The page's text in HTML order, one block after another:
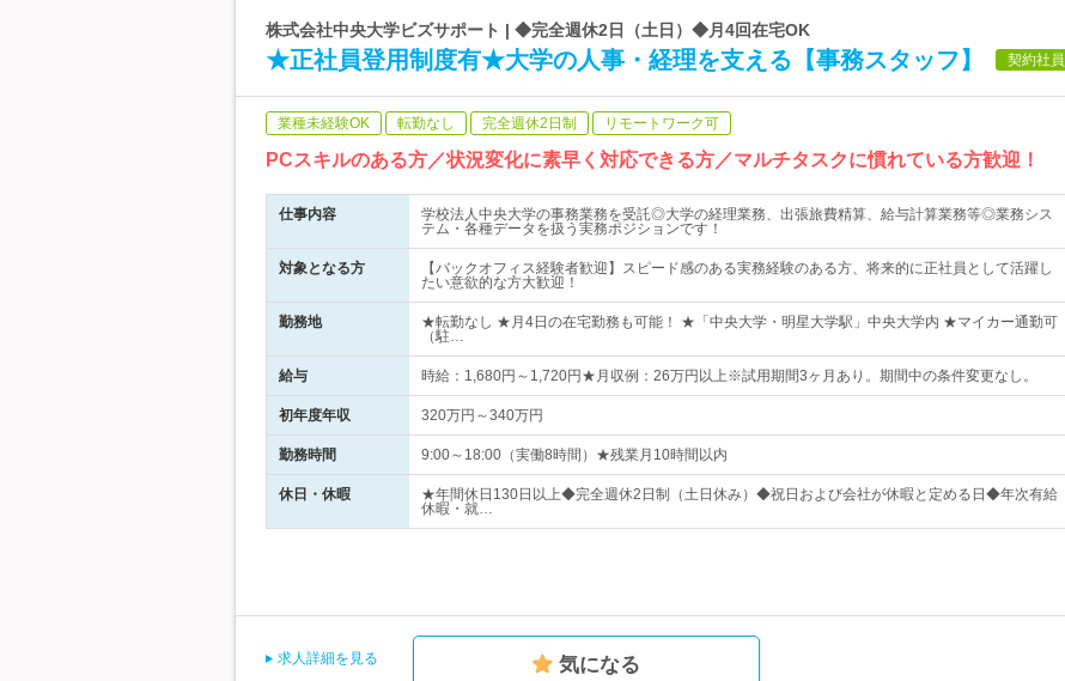
株式会社中央大学ビズサポート | ◆完全週休2日（土日）◆月4回在宅OK
★正社員登用制度有★大学の人事・経理を支える【事務スタッフ】 契約社員
業種未経験OK 転勤なし 完全週休2日制 リモートワーク可
PCスキルのある方／状況変化に素早く対応できる方／マルチタスクに慣れている方歓迎！
仕事内容
学校法人中央大学の事務業務を受託◎大学の経理業務、出張旅費精算、給与計算業務等◎業務シス
テム・各種データを扱う実務ポジションです！
対象となる方
【バックオフィス経験者歓迎】スピード感のある実務経験のある方、将来的に正社員として活躍し
たい意欲的な方大歓迎！
勤務地
★転勤なし ★月4日の在宅勤務も可能！ ★「中央大学・明星大学駅」中央大学内 ★マイカー通勤可
（駐…
給与 時給：1,680円～1,720円★月収例：26万円以上※試用期間3ヶ月あり。期間中の条件変更なし。
初年度年収 320万円～340万円
勤務時間 9:00～18:00（実働8時間）★残業月10時間以内
休日・休暇
★年間休日130日以上◆完全週休2日制（土日休み）◆祝日および会社が休暇と定める日◆年次有給
休暇・就…
求人詳細を見る 気になる